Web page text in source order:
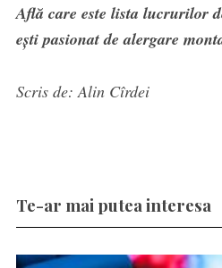
Află care este lista lucrurilor
ești pasionat de alergare
Scris de: Alin Cîrdei
Te-ar mai putea interesa